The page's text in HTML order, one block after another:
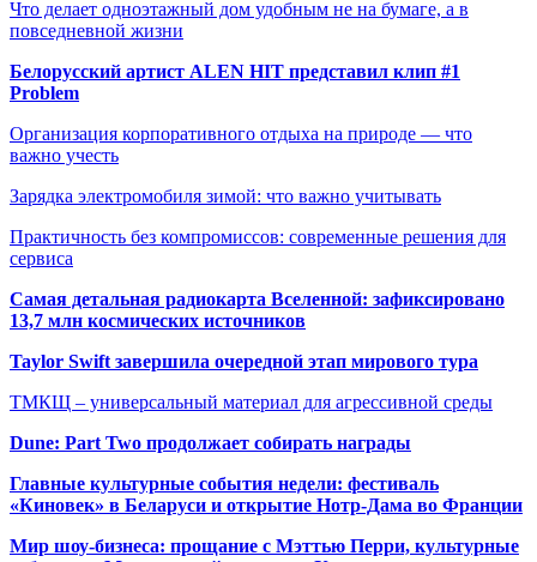
Что делает одноэтажный дом удобным не на бумаге, а в
повседневной жизни
Белорусский артист ALEN HIT представил клип #1
Problem
Организация корпоративного отдыха на природе — что
важно учесть
Зарядка электромобиля зимой: что важно учитывать
Практичность без компромиссов: современные решения для
сервиса
Самая детальная радиокарта Вселенной: зафиксировано
13,7 млн космических источников
Taylor Swift завершила очередной этап мирового тура
ТМКЩ – универсальный материал для агрессивной среды
Dune: Part Two продолжает собирать награды
Главные культурные события недели: фестиваль
«Киновек» в Беларуси и открытие Нотр-Дама во Франции
Мир шоу-бизнеса: прощание с Мэттью Перри, культурные